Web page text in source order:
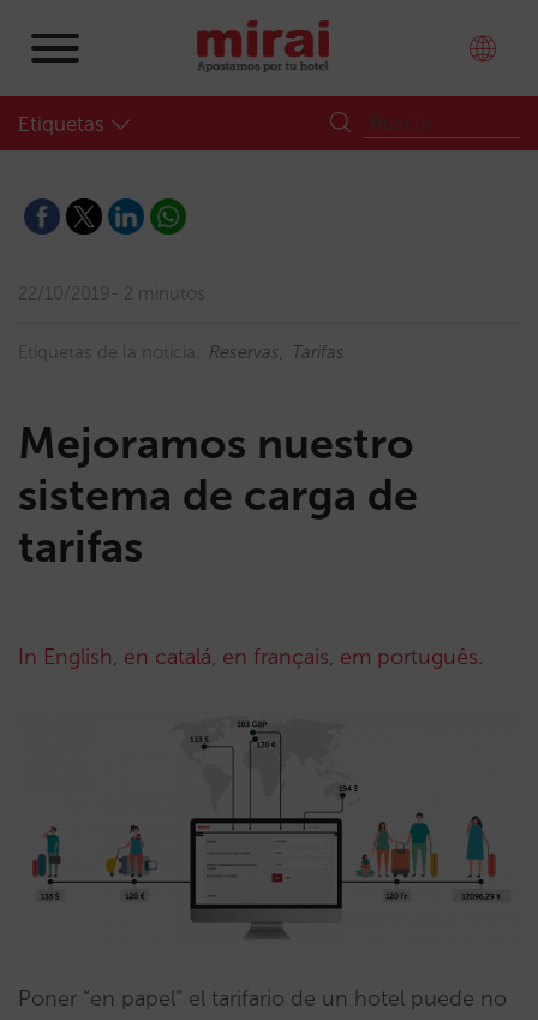
Etiquetas
22/10/2019 2 minutos
Etiquetas de la noticia: Reservas Tarifas
Mejoramos nuestro
sistema de carga de
tarifas
In English, en catalá, en français, em português.
Poner “en papel” el tarifario de un hotel puede no